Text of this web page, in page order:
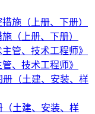
（上册、下册）
、技术工程师》
土建、安装、样